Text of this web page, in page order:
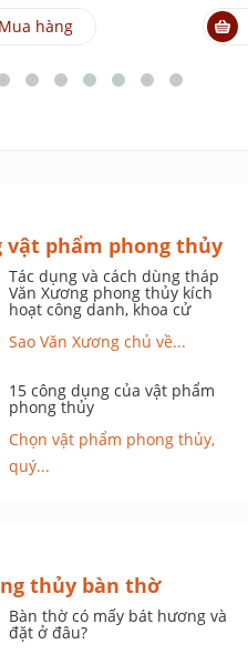
Mua hàng
vật phẩm phong thủy
Tác dụng và cách dùng tháp
Văn Xương phong thủy kích
hoạt công danh, khoa cử
Sao Văn Xương chủ về...
15 công dụng của vật phẩm
phong thủy
Chọn vật phẩm phong thủy,
quý...
thủy bàn thờ
Bàn thờ có mấy bát hương và
đặt ở đâu?